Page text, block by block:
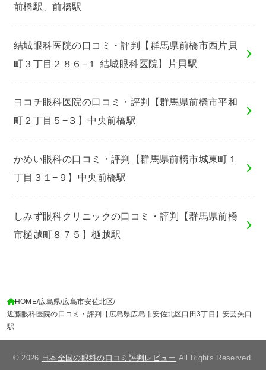
前橋駅、前橋駅
結城眼科医院の口コミ・評判【群馬県前橋市西片貝
町３丁目２８６−１ 結城眼科医院】片貝駅
ヨコチ眼科医院の口コミ・評判【群馬県前橋市平和
町２丁目５−３】中央前橋駅
かめい眼科の口コミ・評判【群馬県前橋市城東町１
丁目３１−９】中央前橋駅
しみず眼科クリニックの口コミ・評判【群馬県前橋
市樋越町８７５】樋越駅
HOME 広島県 広島市安佐北区
近藤眼科医院の口コミ・評判【広島県広島市安佐北区口田3丁目】安芸矢口
駅
© 2026 日本全国の眼科の口コミ評判レビュー All Rights Reserved.